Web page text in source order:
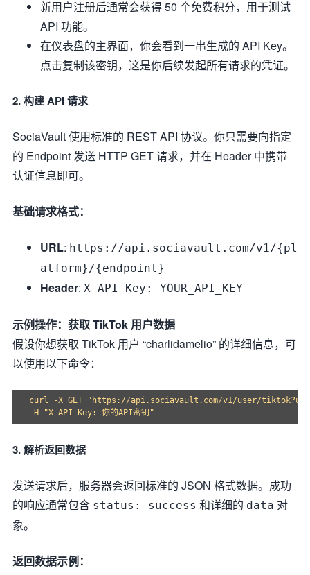
新用户注册后通常会获得 50 个免费积分，用于测试
API 功能。
在仪表盘的主界面，你会看到一串生成的 API Key。
点击复制该密钥，这是你后续发起所有请求的凭证。
2. 构建 API 请求
SociaVault 使用标准的 REST API 协议。你只需要向指定
的 Endpoint 发送 HTTP GET 请求，并在 Header 中携带
认证信息即可。
基础请求格式：
URL: https://api.sociavault.com/v1/{pl
atform}/{endpoint}
Header: X-API-Key: YOUR_API_KEY
示例操作：获取 TikTok 用户数据
假设你想获取 TikTok 用户 “charlidamelio” 的详细信息，可
以使用以下命令：
curl -X GET "https://api.sociavault.com/v1/user/
3. 解析返回数据
发送请求后，服务器会返回标准的 JSON 格式数据。成功
的响应通常包含 status: success 和详细的 data 对
象。
返回数据示例：